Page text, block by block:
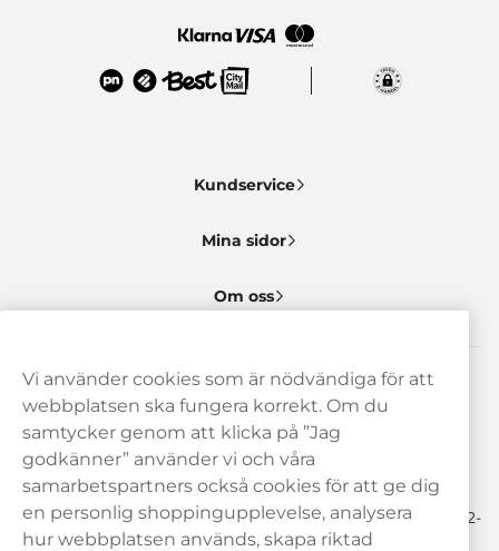
Behöver du hjälp? Kontakta oss gärna!
hej@haypp.com
08 517 910 97
Mån-Tor 8.00-17.00 | Fre 9.00-17.00 | (Lunchstängt må-fre 12-
13)
Kundservice
Mina sidor
Om oss
Vi använder cookies som är nödvändiga för att
webbplatsen ska fungera korrekt. Om du
samtycker genom att klicka på ”Jag
godkänner” använder vi och våra
samarbetspartners också cookies för att ge dig
en personlig shoppingupplevelse, analysera
hur webbplatsen används, skapa riktad